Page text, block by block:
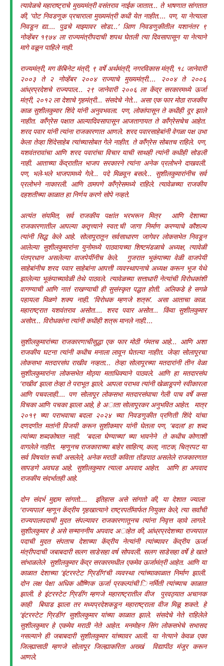
त्यावेळचे महाराष्ट्राचे मुख्यमंत्री वसंतराव नाईक जातात... ते भाषणात सांगतात
की, ‘पोट निवडणूक प्रचाराला मुख्यमंत्री कधी येत नाहीत.... पण, या नेत्याला
निवडून द्या.... पुढचे माझ्यावर सोडा...’ आिण निवडणुकीतील यशानंतर ९
नोव्हेंबर १९७४ ला राज्यमंत्रीपदाची शपथ घेतली त्या दिवसापासून या नेत्याने
मागे वळून पाहिले नाही.
राज्यमंत्री, मग कॅबिनेट मंत्री, ९ वर्षे अर्थमंत्री, नगरविकास मंत्री, १८ जानेवारी
२००३ ते २ नोव्हेंबर २००४ राज्याचे मुख्यमंत्री.... २००४ ते २००६
आंध्रप्रदेशचे राज्यपाल... २९ जानेवारी २००६ ला केंद्र सरकारमध्ये ऊर्जा
मंत्री, २०१२ ला देशाचे गृहमंत्री... संसदेचे नेते... असा एक फार मोठा राजकीय
काळ सुशीलकुमार शिंदे यांनी अनुवभवला. पण, लोकांपासून ते कधीही दूर झाले
नाहीत. काँग्रेस पक्षात आल्यादिवसापासून आजतागायत ते काँग्रेसचेच आहेत.
शरद पवार यांनी त्यांना राजकारणात आणले. शरद पवारसाहेबांनी वेगळा पक्ष उभा
केला तेव्हा शिंदेसाहेब त्यांच्यासोबत गेले नाहीत. ते काँग्रेस सोबतच राहिले. पण,
यशवंतरावांचा आणि शरद पवारांचा विचार याची साथही त्यांनी कधीही सोडली
नाही. आताच्या केंद्रातील भाजप सरकारने त्यांना अनेक प्रलोभने दाखवली.
पण, भले-भले भाजपामध्ये गेले... पदे मिळवून बसले... सुशीलकुमारांनीच सर्व
प्रलोभने नाकारली. आणि ठामपणे काँग्रेसमध्ये राहिले. त्यावेळच्या राजकीय
दहशतीच्या काळात हा निर्णय करणे सोपे नव्हते.
अत्यंत संयमित, सर्व राजकीय पक्षांत भरभरून मित्र आणि देशाच्या
राजकारणातील आपल्या कतृत्त्वाने स्वत:ची जागा निर्माण करण्याचे कौशल्य
त्यांनी सिद्ध केले आहे. सोलापूरातून सर्वसाधारण जागेवर लोकसभेत निवडून
आलेल्या सुशीलकुमारांना युनाेमध्ये पाठवायच्या शिष्टमंडळाचे अध्यक्ष, त्यावेळी
पंतप्रधान असलेल्या वाजपेयींनीच केले. गुजरात भूकंपाच्या वेळी वाजपेयी
साहेबांनीच शरद पवार साहेबांना आपत्ती व्यवस्थापनाचे अध्यक्ष करून भूज येथे
झालेल्या भूकंपाच्यावेळी तेथे पाठवले. त्यावेळच्या सत्ताधारी नेत्यांची विरोधकांशी
वागण्याची आणि नातं राखण्याची ही सुसंस्कृत पद्धत होती. अलिकडे हे सगळे
पहायला मिळणे शक्य नाही. ‘विरोधक म्हणजे शत्रू’. असा आताचा काळ.
महाराष्ट्रात यशवंतराव असोत.... शरद पवार असोत... किंवा सुशीलकुमार
असोत... विरोधकांना त्यांनी कधीही शत्रू मानले नाही....
सुशीलकुमारांच्या राजकारणाचीसुद्धा एक फार मोठी गंमतच आहे... आणि अशा
राजकीय घटना त्यांनी कधीच मनाला लावून घेतल्या नाहीत. जेव्हा सोलापूरचा
लोकसभा मतदारसंघ राखीव नव्हता... तेव्हा सोलापूरच्या मतदारांनी तीन वेळा
सुशीलकुमारांना लोकसभेत मोठ्या मताधिक्याने पाठवले. आणि हा मतदारसंघ
‘राखीव’ झाला तेव्हा ते पराभूत झाले. आपला पराभव त्यांनी खेळाडूपणे स्वीकारला
आणि पचवलाही.... पण सोलापूर लोकसभा मतदारसंघाचा गेली पाच वर्षे कसा
विचका आणि पचका झाला आहे, हे अाता सोलापूरकर अनुभवित आहेत. मात्र
२०१९ च्या पराभवाचा बदला २०२४ च्या निवडणुकीत प्रणिती शिंदे यांचा
दणदणीत मतांनी विजयी करून सुशीकमार यांनी घेतला पण, ‘बदला’ हा शब्द
त्यांच्या शब्दकोषात नाही. ‘बदला घेण्याच्या’ च्या भावनेने ते कधीच कोणाशी
वागलेले नाहीत. म्हणूनच राजकाराच्या बाहेर साहित्य, कला, नाटक, चित्रपट या
सर्व विषयांत रूची असलेले, अनेक मराठी कविता तोंडपाठ असलेले राजकारणात
सापडणे अवघड आहे. सुशीलकुमार त्याला अपवाद आहेत. आणि हा अपवाद
राजकीय संदर्भातही आहे.
दोन संदर्भ मुद्दाम सांगतो.... इतिहास असे सांगतो की, या देशात ज्याला
‘राज्यपाल’ म्हणून केंद्रीय गृहखात्याने राष्ट्रपतींमार्फत नियुक्त केले, त्या सर्वांची
राज्यपालपदाची मुदत संपल्यावर राजकारणातूनच त्यांना निवृत्त व्हावे लागले.
सुशीलकुमार हे असे सन्माननीय अपवाद अाहेत की, आंध्रप्रदेशच्या राज्यपाल
पदाची मुदत संपताच देशाच्या केंद्रीय नेत्यांनी त्यांच्यावर केंद्रीय ऊर्जा
मंत्रीपदाची जबाबदारी सलग साडेसहा वर्ष सोपवली. सलग साडेसहा वर्षे हे खाते
सांभाळलेले सुशीलकुमार केंद्र सरकारमधील एकमेव ऊर्जामंत्री आहेत. आणि या
काळात देशाच्या ‘इंटरस्टेट ग्रिडींग’ची व्यवस्था त्यांच्याकाळात निर्माण झाली.
दोन लक्ष पेक्षा अधिक औष्णिक ऊर्जा प्रकल्पांची िनर्मिती त्यांच्याच काळात
झाली. हे इंटरस्टेट ग्रिडींग म्हणजे महाराष्ट्रातील वीज पुरवठ्यात अचानक
काही बिघाड झाला तर मध्यप्रदेशकडून महाराष्ट्राला वीज मिळू शकते. हे
‘इंटरस्टेट ग्रिडींग’ सुशीलकुमार यांच्या काळात झाले. संसदेचे नेते राहिलेले
सुशीलकुमार हे एकमेव मराठी नेते आहेत. मनमोहन सिंग लोकसभेचे सभासद
नसल्याने ही जबाबदारी सुशीलकुमार यांच्यावर आली. या नेत्याने केवळ एका
जिल्ह्यासाठी म्हणजे सोलापूर जिल्ह्याकरिता अख्खं विद्यापीठ मंजूर करून
आणले.